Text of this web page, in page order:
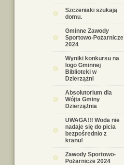
Szczeniaki szukają
domu.
Gminne Zawody
Sportowo-Pożarnicze
2024
Wyniki konkursu na
logo Gminnej
Biblioteki w
Dzierzążni
Absolutorium dla
Wójta Gminy
Dzierzążnia
UWAGA!!! Woda nie
nadaje się do picia
bezpośrednio z
kranu!
Zawody Sportowo-
Pożarnicze 2024